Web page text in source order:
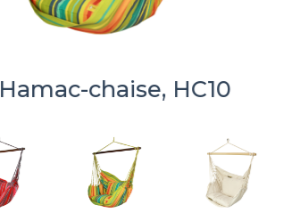
Hamac-chaise, HC10